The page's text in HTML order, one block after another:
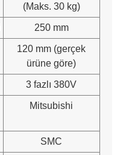
(Maks. 30 kg)
250 mm
120 mm (gerçek
ürüne göre)
3 fazlı 380V
Mitsubishi
SMC